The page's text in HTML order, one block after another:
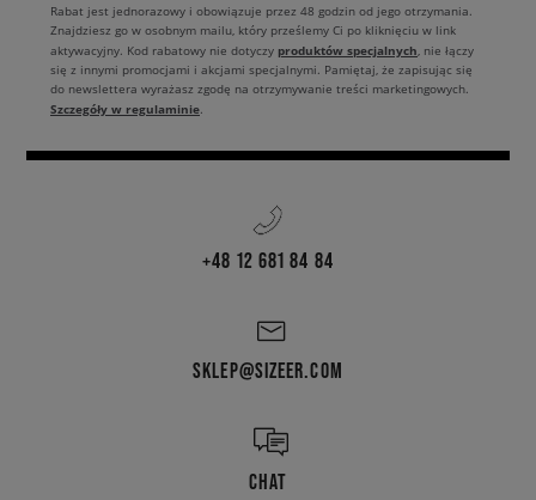
Rabat jest jednorazowy i obowiązuje przez 48 godzin od jego otrzymania.
Znajdziesz go w osobnym mailu, który prześlemy Ci po kliknięciu w link
aktywacyjny. Kod rabatowy nie dotyczy produktów specjalnych , nie łączy
się z innymi promocjami i akcjami specjalnymi. Pamiętaj, że zapisując się
do newslettera wyrażasz zgodę na otrzymywanie treści marketingowych.
Szczegóły w regulaminie
+48 12 681 84 84
SKLEP@SIZEER.COM
CHAT